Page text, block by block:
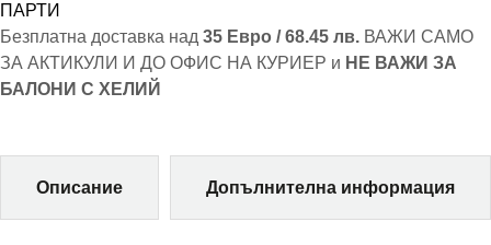
ПАРТИ
Безплатна доставка над 35 Евро / 68.45 лв. ВАЖИ САМО
ЗА АКТИКУЛИ И ДО ОФИС НА КУРИЕР и НЕ ВАЖИ ЗА
БАЛОНИ С ХЕЛИЙ
Описание Допълнителна информация